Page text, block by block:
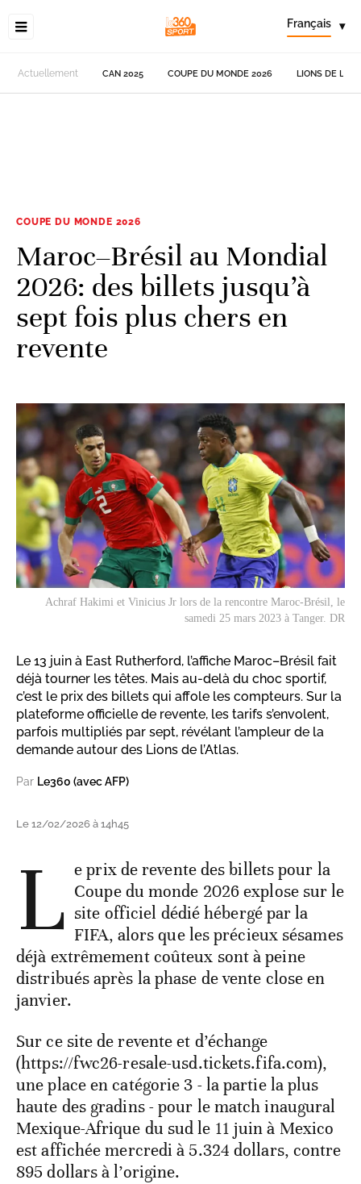
Français ▾
Actuellement CAN 2025 COUPE DU MONDE 2026 LIONS DE
COUPE DU MONDE 2026
Maroc–Brésil au Mondial
2026: des billets jusqu’à
sept fois plus chers en
revente
Achraf Hakimi et Vinicius Jr lors de la rencontre Maroc-Brésil, le
samedi 25 mars 2023 à Tanger. DR
Le 13 juin à East Rutherford, l’affiche Maroc–Brésil fait
déjà tourner les têtes. Mais au-delà du choc sportif,
c’est le prix des billets qui affole les compteurs. Sur la
plateforme officielle de revente, les tarifs s’envolent,
parfois multipliés par sept, révélant l’ampleur de la
demande autour des Lions de l’Atlas.
Par Le360 (avec AFP)
Le 12/02/2026 à 14h45
L e prix de revente des billets pour la
Coupe du monde 2026 explose sur le
site officiel dédié hébergé par la
FIFA, alors que les précieux sésames
déjà extrêmement coûteux sont à peine
distribués après la phase de vente close en
janvier.
Sur ce site de revente et d’échange
(https://fwc26-resale-usd.tickets.fifa.com),
une place en catégorie 3 - la partie la plus
haute des gradins - pour le match inaugural
Mexique-Afrique du sud le 11 juin à Mexico
est affichée mercredi à 5.324 dollars, contre
895 dollars à l’origine.